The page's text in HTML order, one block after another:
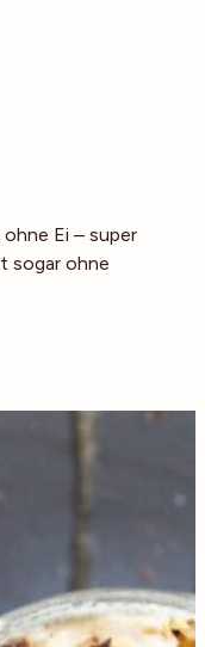
Ei – super
sogar ohne